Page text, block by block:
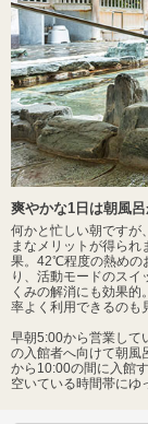
爽やかな1日は朝風呂
何かと忙しい朝ですが
まなメリットが得られ
果。42℃程度の熱めの
り、活動モードのス
くみの解消にも効果
率よく利用できるのも
早朝5:00から営業して
の入館者へ向けて朝風
から10:00の間に入館
空いている時間帯にゆ